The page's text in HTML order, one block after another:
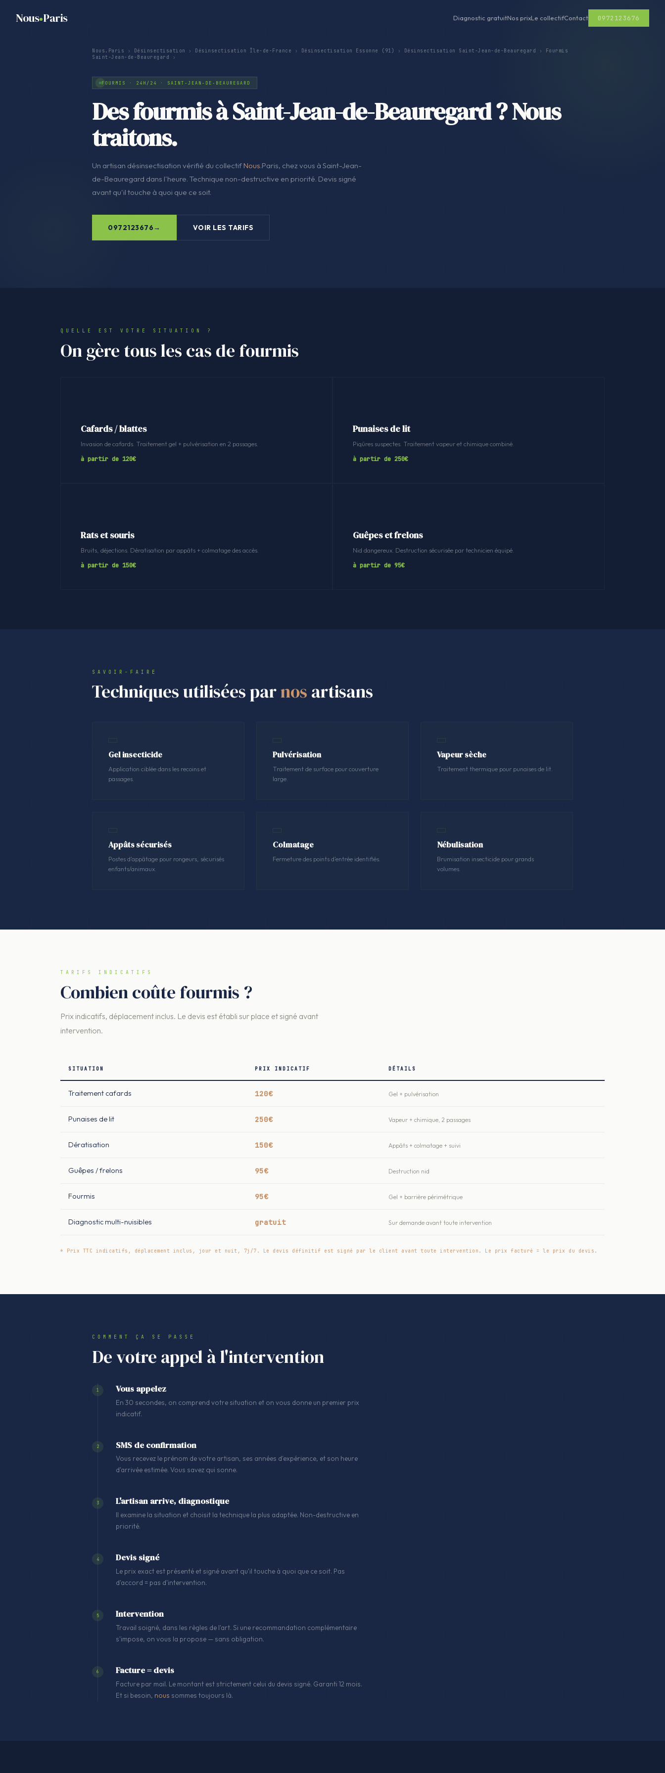
Nous Paris Diagnostic gratuitNos prixLe collectifContact 0972123676
Nous.Paris › Désinsectisation › Désinsectisation Île-de-France › Désinsectisation Essonne (91) › Désinsectisation Saint-Jean-de-Beauregard ›
Fourmis
Saint-Jean-de-Beauregard ›
FOURMIS · 24H/24 · SAINT-JEAN-DE-BEAUREGARD
Des fourmis à Saint-Jean-de-Beauregard ? Nous
traitons.
Un artisan désinsectisation vérifié du collectifNous.Paris, chez vous à Saint-Jean-
de-Beauregard dans l'heure. Technique non-destructive en priorité. Devis signé
avant qu'il touche à quoi que ce soit.
0972123676 VOIR LES TARIFS
QUELLE EST VOTRE SITUATION ?
On gère tous les cas de fourmis
Cafards / blattes
Invasion de cafards. Traitement gel + pulvérisation en 2 passages.
à partir de 120€
Punaises de lit
Piqûres suspectes. Traitement vapeur et chimique combiné.
à partir de 250€
Rats et souris
Bruits, déjections. Dératisation par appâts + colmatage des accès.
à partir de 150€
Guêpes et frelons
Nid dangereux. Destruction sécurisée par technicien équipé.
à partir de 95€
SAVOIR-FAIRE
Techniques utilisées parnos artisans
Gel insecticide
Application ciblée dans les recoins et
passages.
Pulvérisation
Traitement de surface pour couverture
large.
Vapeur sèche
Traitement thermique pour punaises de lit.
Appâts sécurisés
Postes d'appâtage pour rongeurs, sécurisés
enfants/animaux.
Colmatage
Fermeture des points d'entrée identifiés.
Nébulisation
Brumisation insecticide pour grands
volumes.
TARIFS INDICATIFS
Combien coûte fourmis ?
Prix indicatifs, déplacement inclus. Le devis est établi sur place et signé avant
intervention.
SITUATION PRIX INDICATIF DÉTAILS
Traitement cafards 120€ Gel + pulvérisation
Punaises de lit 250€ Vapeur + chimique, 2 passages
Dératisation 150€ Appâts + colmatage + suivi
Guêpes / frelons 95€ Destruction nid
Fourmis 95€ Gel + barrière périmétrique
Diagnostic multi-nuisibles gratuit Sur demande avant toute intervention
* Prix TTC indicatifs, déplacement inclus, jour et nuit, 7j/7. Le devis définitif est signé par le client avant toute intervention. Le prix facturé = le prix du devis.
COMMENT ÇA SE PASSE
De votre appel à l'intervention
1 Vous appelez
En 30 secondes, on comprend votre situation et on vous donne un premier prix
indicatif.
2 SMS de confirmation
Vous recevez le prénom de votre artisan, ses années d'expérience, et son heure
d'arrivée estimée. Vous savez qui sonne.
3 L'artisan arrive, diagnostique
Il examine la situation et choisit la technique la plus adaptée. Non-destructive en
priorité.
4 Devis signé
Le prix exact est présenté et signé avant qu'il touche à quoi que ce soit. Pas
d'accord = pas d'intervention.
5 Intervention
Travail soigné, dans les règles de l'art. Si une recommandation complémentaire
s'impose, on vous la propose — sans obligation.
6 Facture = devis
Facture par mail. Le montant est strictement celui du devis signé. Garanti 12 mois.
Et si besoin, nous sommes toujours là.